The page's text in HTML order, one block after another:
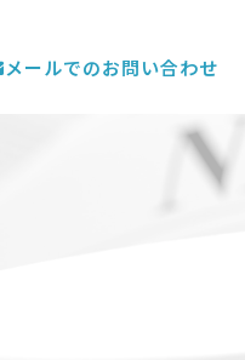
メールでのお問い合わせ